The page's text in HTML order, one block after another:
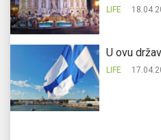
LIFE
U ovu
LIFE